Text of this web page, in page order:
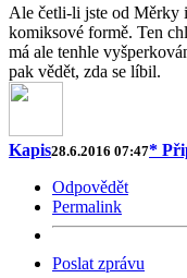
Ale četli-li jste od Měrky
komiksové formě. Ten
má ale tenhle
pak vědět, zda se líbil.
Kapis28.6.2016 07:47*
Odpovědět
Permalink
Poslat zprávu